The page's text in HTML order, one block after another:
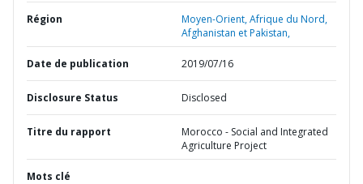
Région
Moyen-Orient, Afrique du Nord,
Afghanistan et Pakistan,
Date de publication 2019/07/16
Disclosure Status Disclosed
Titre du rapport
Morocco - Social and Integrated
Agriculture Project
Mots clé